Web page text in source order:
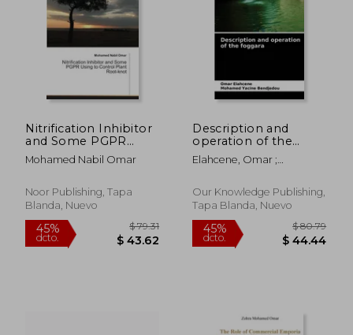
Nitrification Inhibitor
and Some PGPR
Using to Control
Plant Root-knot
Mohamed Nabil Omar
Noor Publishing, Tapa
Blanda, Nuevo
Description and
operation of the
foggara (en Inglés)
Elahcene, Omar ;
Yacine
Our Knowledge Publishing,
Tapa Blanda, Nuevo